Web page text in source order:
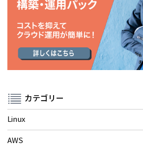
カテゴリー
Linux
AWS